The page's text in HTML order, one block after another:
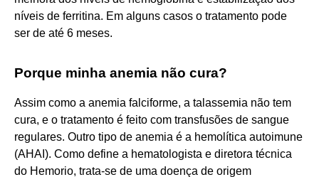
níveis de ferritina. Em alguns casos o tratamento pode
ser de até 6 meses.
Porque minha anemia não cura?
Assim como a anemia falciforme, a talassemia não tem
cura, e o tratamento é feito com transfusões de sangue
regulares. Outro tipo de anemia é a hemolítica autoimune
(AHAI). Como define a hematologista e diretora técnica
do Hemorio, trata-se de uma doença de origem